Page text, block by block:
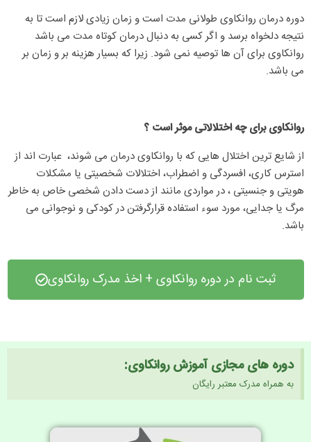
دوره درمان روانکاوی طولانی مدت است و زمان زیادی لازم است تا به
نتیجه دلخواه برسد و اگر کسی به دنبال درمان کوتاه مدت می باشد
روانکاوی برای آن ها توصیه نمی شود. زیرا که بسیار هزینه بر و زمان بر
می باشد.
روانکاوی برای چه اختلالاتی موثر است ؟
از شایع‌ ترین اختلال هایی که با روانکاوی درمان می شوند، عبارت ‌اند از
استرس کاری، افسردگی و اضطراب، اختلالات شخصیتی یا مشکلات
هویتی و جنسیتی ، در مواردی مانند از دست ‌دادن شخصی خاص به‌ خاطر
مرگ یا جدایی، مورد سوء‌ استفاده قرارگرفتن در کودکی و نوجوانی می
باشد.
ثبت نام در دوره روانکاوی + اخذ مدرک روانکاوی
دوره های مجازی آموزش روانکاوی:
به همراه مدرک معتبر رایگان